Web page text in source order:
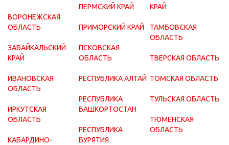
ВОРОНЕЖСКАЯ
ОБЛАСТЬ
ЗАБАЙКАЛЬСКИЙ
КРАЙ
ИВАНОВСКАЯ
ОБЛАСТЬ
ИРКУТСКАЯ
ОБЛАСТЬ
КАБАРДИНО-
ПЕРМСКИЙ КРАЙ
ПРИМОРСКИЙ КРАЙ
ПСКОВСКАЯ
ОБЛАСТЬ
РЕСПУБЛИКА АЛТАЙ
РЕСПУБЛИКА
БАШКОРТОСТАН
РЕСПУБЛИКА
БУРЯТИЯ
КРАЙ
ТАМБОВСКАЯ
ОБЛАСТЬ
ТВЕРСКАЯ ОБЛАСТЬ
ТОМСКАЯ ОБЛАСТЬ
ТУЛЬСКАЯ ОБЛАСТЬ
ТЮМЕНСКАЯ
ОБЛАСТЬ